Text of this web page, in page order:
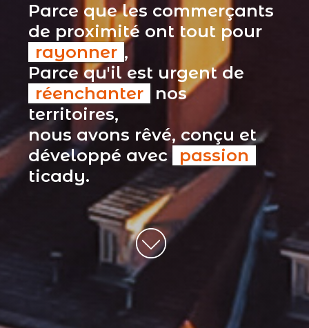
Parce que les commerçants
de proximité ont tout pour
rayonner ,
Parce qu'il est urgent de
réenchanter
nos
territoires,
nous avons rêvé, conçu et
développé avec passion
ticady.